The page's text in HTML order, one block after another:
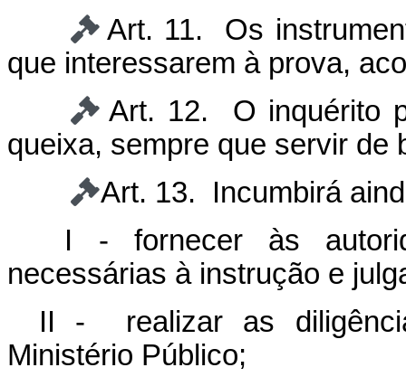
Art. 11. Os
que interessarem à prova,
Art. 12. O inquérito
queixa, sempre que servir de
Art. 13. Incumbirá
I - fornecer às
necessárias à instrução e
II - realizar as
Ministério Público;